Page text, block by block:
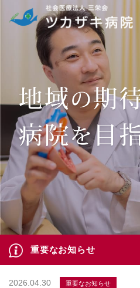
重要なお知らせ
2026.04.30 重要なお知らせ